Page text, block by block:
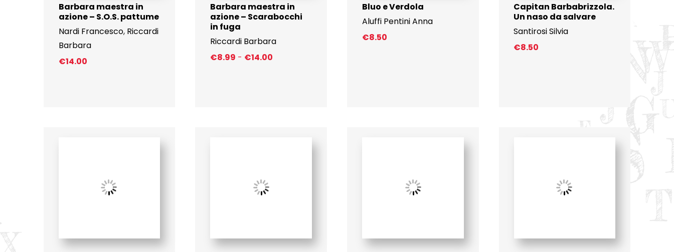
Barbara maestra in
azione – S.O.S. pattume
Nardi Francesco, Riccardi
Barbara
€14.00
Barbara maestra in
azione – Scarabocchi
in fuga
Riccardi Barbara
€8.99 - €14.00
Bluo e Verdola
Aluffi Pentini Anna
€8.50
Capitan Barbabrizzola.
Un naso da salvare
Santirosi Silvia
€8.50